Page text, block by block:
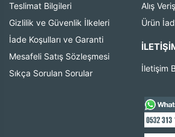
Teslimat Bilgileri
Gizlilik ve Güvenlik İlkeleri
İade Koşulları ve Garanti
Mesafeli Satış Sözleşmesi
Sıkça Sorulan Sorular
Alış
Ürün
İletişim